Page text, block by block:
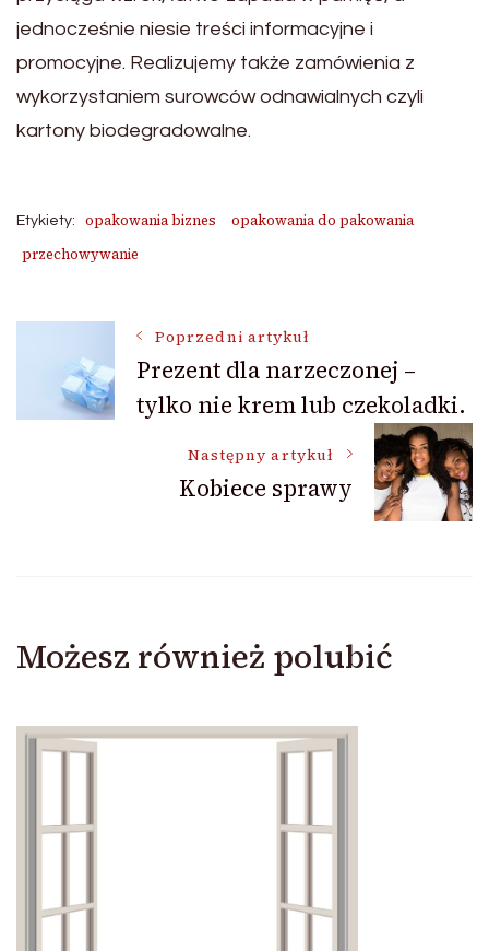
jednocześnie niesie treści informacyjne i
promocyjne. Realizujemy także zamówienia z
wykorzystaniem surowców odnawialnych czyli
kartony biodegradowalne.
Etykiety: opakowania biznes
opakowania do pakowania
przechowywanie
Nawigacja
wpisu
Poprzedni artykuł
Prezent dla narzeczonej –
tylko nie krem lub czekoladki.
Następny artykuł
Kobiece sprawy
Możesz również polubić